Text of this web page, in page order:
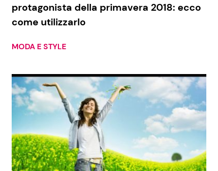
protagonista della primavera 2018: ecco
come utilizzarlo
MODA E STYLE